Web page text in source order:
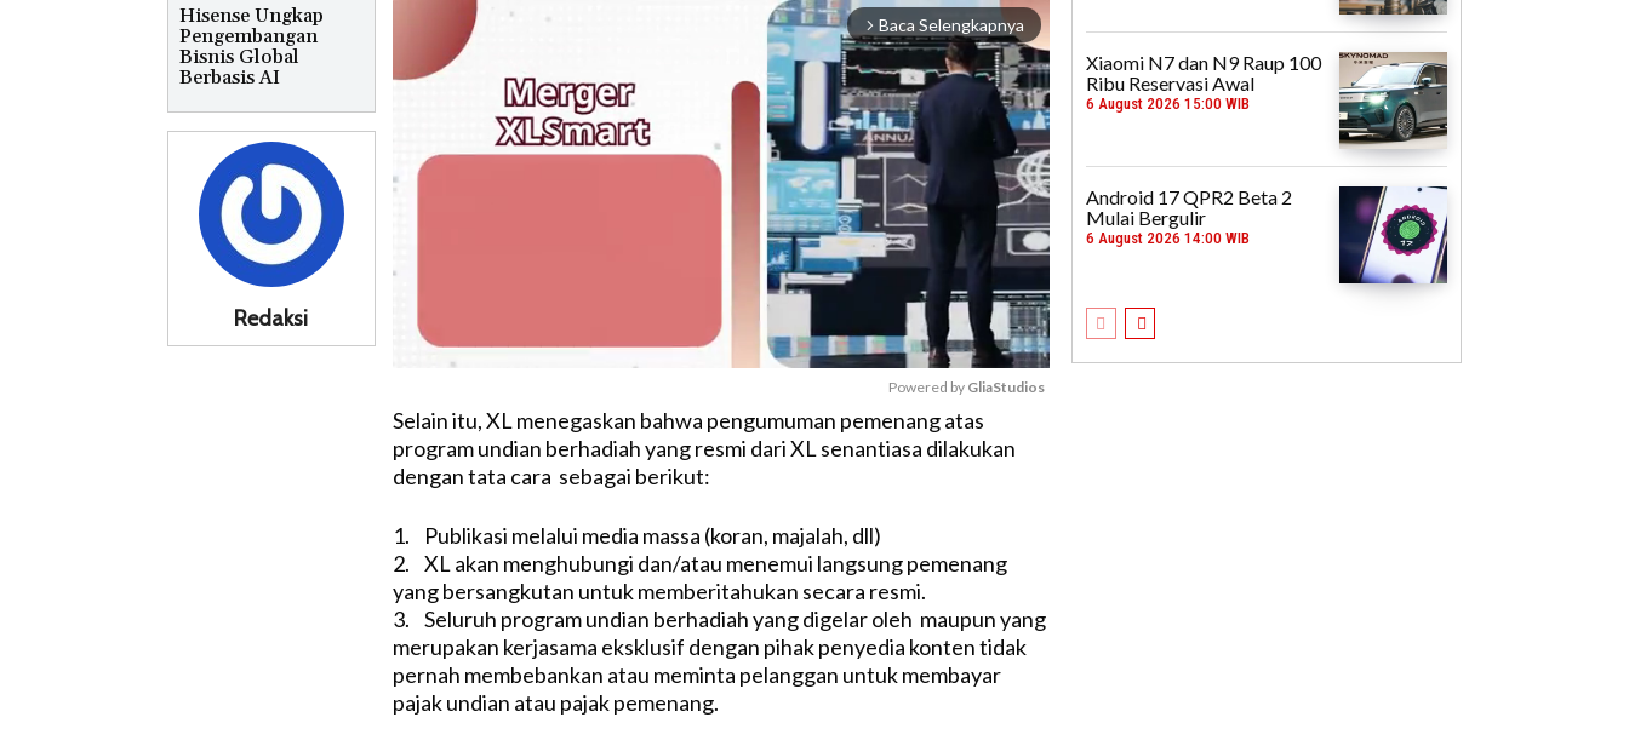
Hisense Ungkap
Pengembangan
Bisnis Global
Berbasis AI
Redaksi
arrow_forward_ios Baca Selengkapnya
M
e
Powered by GliaStudios
Selain itu, XL menegaskan bahwa pengumuman pemenang atas
program undian berhadiah yang resmi dari XL senantiasa dilakukan
dengan tata cara sebagai berikut:
1. Publikasi melalui media massa (koran, majalah, dll)
2. XL akan menghubungi dan/atau menemui langsung pemenang
yang bersangkutan untuk memberitahukan secara resmi.
3. Seluruh program undian berhadiah yang digelar oleh maupun yang
merupakan kerjasama eksklusif dengan pihak penyedia konten tidak
pernah membebankan atau meminta pelanggan untuk membayar
pajak undian atau pajak pemenang.
Xiaomi N7 dan N9 Raup 100
Ribu Reservasi Awal
6 August 2026 15:00 WIB
Android 17 QPR2 Beta 2
Mulai Bergulir
6 August 2026 14:00 WIB